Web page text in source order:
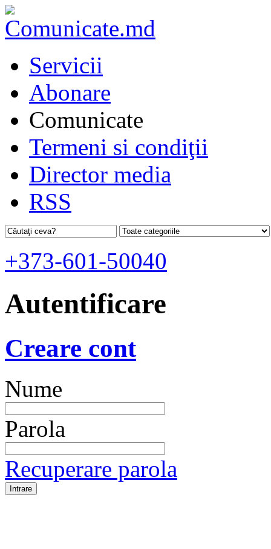
Servicii
Abonare
Comunicate
Termeni si condiţii
Director media
RSS
+373-601-50040
Autentificare
Creare cont
Nume
Parola
Recuperare parola